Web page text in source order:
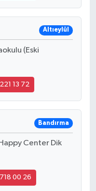
Altıeylül
(Eski
13 72
Bandırma
Center Dik
00 26